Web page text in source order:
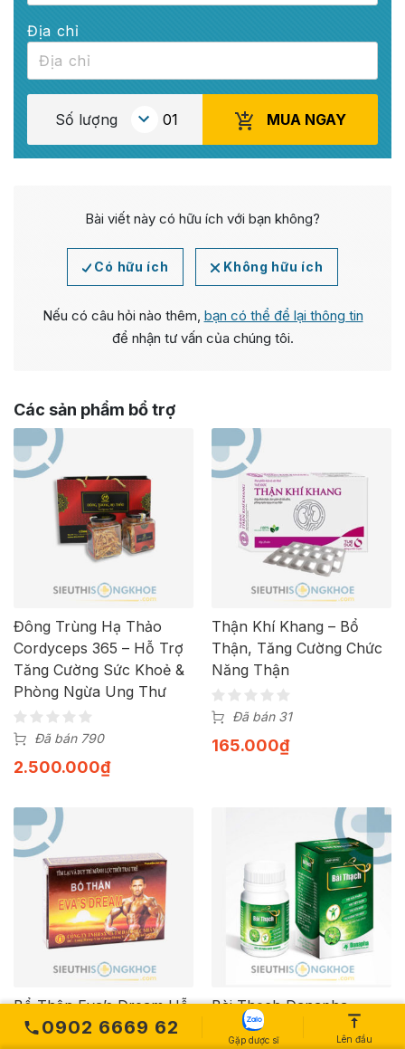
Địa chỉ
Số lượng MUA NGAY
Bài viết này có hữu ích với bạn không?
Có hữu ích Không hữu ích
Nếu có câu hỏi nào thêm, bạn có thể để lại thông tin
để nhận tư vấn của chúng tôi.
Các sản phẩm bổ trợ
Đông Trùng Hạ Thảo
Cordyceps 365 – Hỗ Trợ
Tăng Cường Sức Khoẻ &
Phòng Ngừa Ung Thư
Đã bán 790
2.500.000₫
Thận Khí Khang – Bổ
Thận, Tăng Cường Chức
Năng Thận
Đã bán 31
165.000₫
Bổ Thận Eva’s Dream Hỗ
Trợ Bổ Thận Tráng
Bài Thạch Danapha –
Viên Uống Hỗ Trợ Điều
0902 6669 62
Gặp dược sĩ Lên đầu